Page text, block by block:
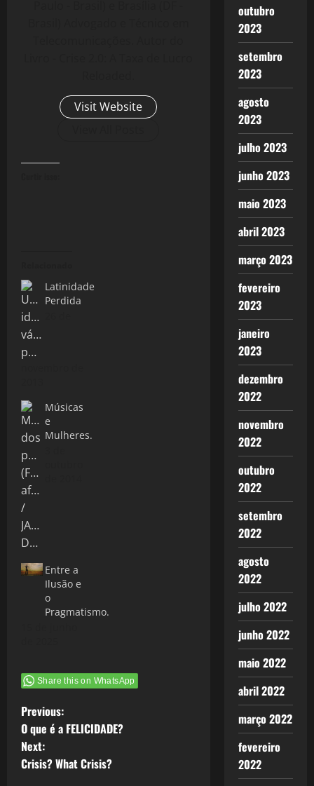
Visit Website
Latinidade
Perdida
Músicas
e
Mulheres.
Entre a
Ilusão e
o
Pragmatismo.
Share this on WhatsApp
P
o
s
Previous:
O que é a FELICIDADE?
Next:
Crisis? What Crisis?
outubro
2023
setembro
2023
agosto
2023
julho 2023
junho 2023
maio 2023
abril 2023
março 2023
fevereiro
2023
janeiro
2023
dezembro
2022
novembro
2022
outubro
2022
setembro
2022
agosto
2022
julho 2022
junho 2022
maio 2022
abril 2022
março 2022
fevereiro
2022